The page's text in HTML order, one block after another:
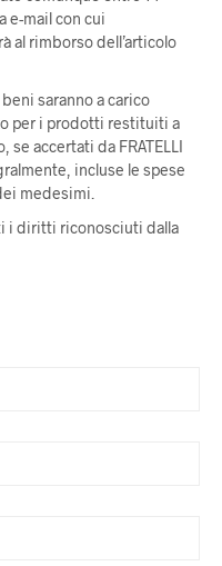
e-mail con cui
al rimborso dell’articolo
saranno a carico
per i prodotti restituiti a
accertati da FRATELLI
incluse le spese
medesimi.
i diritti riconosciuti dalla